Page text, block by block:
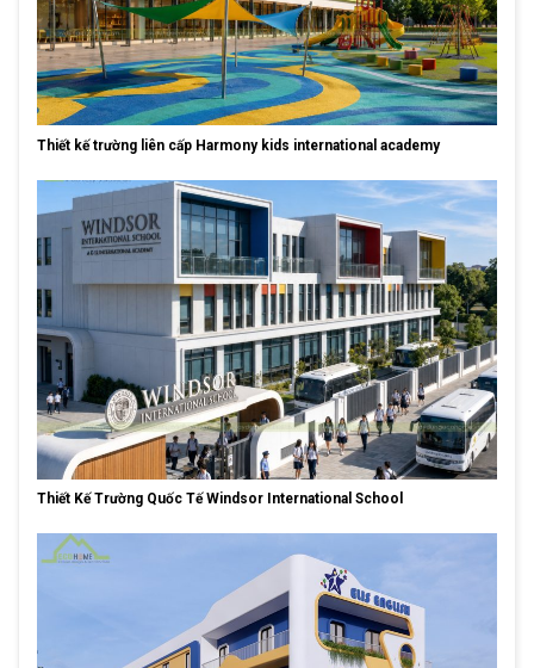
Thiết kế trường liên cấp Harmony kids international academy
Thiết Kế Trường Quốc Tế Windsor International School